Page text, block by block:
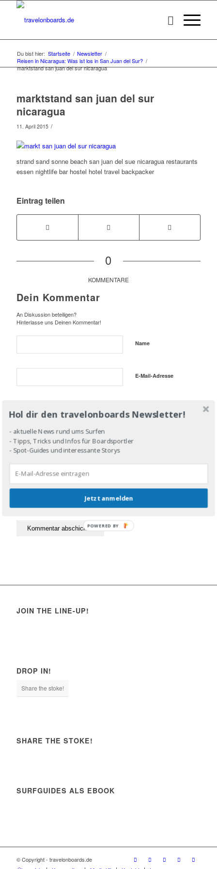
Du bist hier: Startseite / Newsletter /
Reisen in Nicaragua: Was ist los in San Juan del Sur? /
marktstand san juan del sur nicaragua
marktstand san juan del sur
nicaragua
11. April 2015 /
strand sand sonne beach san juan del sue nicaragua restaurants
essen nightlife bar hostel hotel travel backpacker
Eintrag teilen
0
KOMMENTARE
Dein Kommentar
An Diskussion beteiligen?
Hinterlasse uns Deinen Kommentar!
Name
E-Mail-Adresse
JOIN THE LINE-UP!
DROP IN!
Share the stoke!
SHARE THE STOKE!
SURFGUIDES ALS EBOOK
© Copyright - travelonboards.de
Hol dir den travelonboards Newsletter!
- aktuelle News rund ums Surfen
- Tipps, Tricks und Infos für Boardsportler
- Spot-Guides und interessante Storys
Jetzt anmelden
POWERED BY